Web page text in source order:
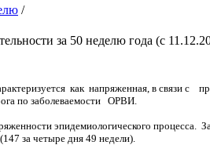
/
за 50 неделю года (с
как напряженная, в связи с
по заболеваемости ОРВИ.
эпидемиологического процесса.
за четыре дня 49 недели).